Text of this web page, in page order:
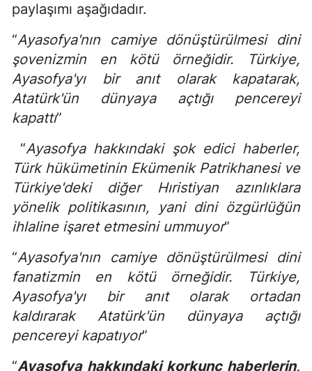
paylaşımı aşağıdadır.
“Ayasofya'nın camiye dönüştürülmesi dini
şovenizmin en kötü örneğidir. Türkiye,
Ayasofya'yı bir anıt olarak kapatarak,
Atatürk'ün dünyaya açtığı pencereyi
kapattı”
“Ayasofya hakkındaki şok edici haberler,
Türk hükümetinin Ekümenik Patrikhanesi ve
Türkiye'deki diğer Hıristiyan azınlıklara
yönelik politikasının, yani dini özgürlüğün
ihlaline işaret etmesini ummuyor”
“Ayasofya'nın camiye dönüştürülmesi dini
fanatizmin en kötü örneğidir. Türkiye,
Ayasofya'yı bir anıt olarak ortadan
kaldırarak Atatürk'ün dünyaya açtığı
pencereyi kapatıyor”
“Ayasofya hakkındaki korkunç haberlerin,